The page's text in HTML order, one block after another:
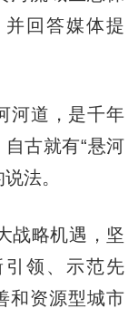
回答媒体提
道，是千年
古就有“悬河
法。
略机遇，坚
领、示范先
和资源型城市